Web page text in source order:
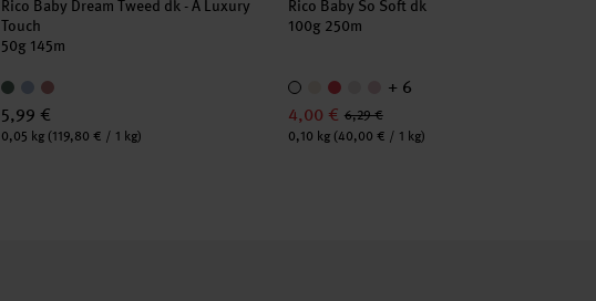
Rico Baby Dream Tweed dk - A Luxury
Touch
50g 145m
5,99 €
Inhalt:
0,05 kg (119,80 € / 1 kg)
Rico Baby So Soft dk
100g 250m
+ 6
4,00 € 6,29 €
Inhalt:
0,10 kg (40,00 € / 1 kg)